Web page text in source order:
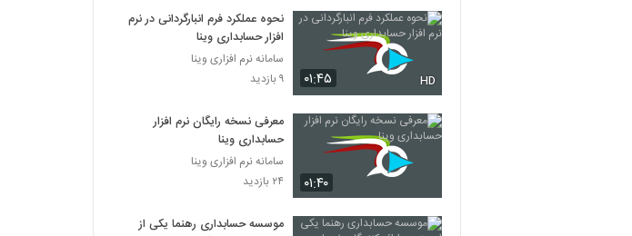
۰۱:۴۵ HD
نحوه عملکرد فرم انبارگردانی در نرم
افزار حسابداری وینا
سامانه نرم افزاری وینا
۹ بازدید
۰۱:۴۰
معرفی نسخه رایگان نرم افزار
حسابداری وینا
سامانه نرم افزاری وینا
۲۴ بازدید
موسسه حسابداری رهنما یکی از